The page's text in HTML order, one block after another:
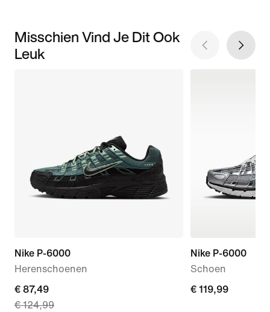
Misschien Vind Je Dit Ook
Leuk
Nike P-6000
Herenschoenen
current
price
€ 87,49
€ 124,99
Nike P-6000
Schoen
€ 119,99
€ 119,99